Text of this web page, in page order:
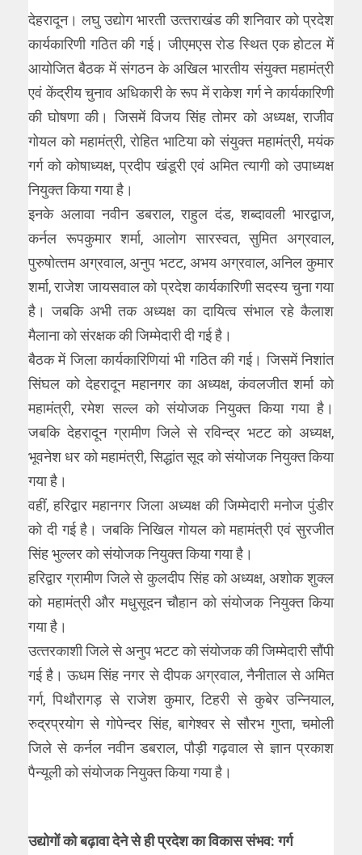
देहरादून। लघु उद्योग भारती उत्‍तराखंड की शनिवार को प्रदेश
कार्यकारिणी गठित की गई। जीएमएस रोड स्थित एक होटल में
आयोजित बैठक में संगठन के अखिल भारतीय संयुक्‍त महामंत्री
एवं केंद्रीय चुनाव अधिकारी के रूप में राकेश गर्ग ने कार्यकारिणी
की घोषणा की। जिसमें विजय सिंह तोमर को अध्‍यक्ष, राजीव
गोयल को महामंत्री, रोहित भाटिया को संयुक्‍त महामंत्री, मयंक
गर्ग को कोषाध्‍यक्ष, प्रदीप खंडूरी एवं अमित त्‍यागी को उपाध्‍यक्ष
नियुक्‍त किया गया है।
इनके अलावा नवीन डबराल, राहुल दंड, शब्‍दावली भारद्वाज,
कर्नल रूपकुमार शर्मा, आलोग सारस्‍वत, सुमित अग्रवाल,
पुरुषोत्‍तम अग्रवाल, अनुप भटट, अभय अग्रवाल, अनिल कुमार
शर्मा, राजेश जायसवाल को प्रदेश कार्यकारिणी सदस्‍य चुना गया
है। जबकि अभी तक अध्‍यक्ष का दायित्‍व संभाल रहे कैलाश
मैलाना को संरक्षक की जिम्‍मेदारी दी गई है।
बैठक में जिला कार्यकारिणियां भी गठित की गई। जिसमें निशांत
सिंघल को देहरादून महानगर का अध्‍यक्ष, कंवलजीत शर्मा को
महामंत्री, रमेश सल्‍ल को संयोजक नियुक्‍त किया गया है।
जबकि देहरादून ग्रामीण जिले से रविन्‍द्र भटट को अध्‍यक्ष,
भूवनेश धर को महामंत्री, सिद्धांत सूद को संयोजक नियुक्‍त किया
गया है।
वहीं, हरिद्वार महानगर जिला अध्‍यक्ष की जिम्‍मेदारी मनोज पुंडीर
को दी गई है। जबकि निखिल गोयल को महामंत्री एवं सुरजीत
सिंह भुल्‍लर को संयोजक नियुक्‍त किया गया है।
हरिद्वार ग्रामीण जिले से कुलदीप सिंह को अध्‍यक्ष, अशोक शुक्‍ल
को महामंत्री और मधुसूदन चौहान को संयोजक नियुक्‍त किया
गया है।
उत्‍तरकाशी जिले से अनुप भटट को संयोजक की जिम्‍मेदारी सौंपी
गई है। ऊधम सिंह नगर से दीपक अग्रवाल, नैनीताल से अमित
गर्ग, पिथौरागड़ से राजेश कुमार, टिहरी से कुबेर उन्नियाल,
रुद्रप्रयोग से गोपेन्‍दर सिंह, बागेश्‍वर से सौरभ गुप्‍ता, चमोली
जिले से कर्नल नवीन डबराल, पौड़ी गढ़वाल से ज्ञान प्रकाश
पैन्‍यूली को संयोजक नियुक्‍त किया गया है।
उद्योगों को बढ़ावा देने से ही प्रदेश का विकास संभव: गर्ग